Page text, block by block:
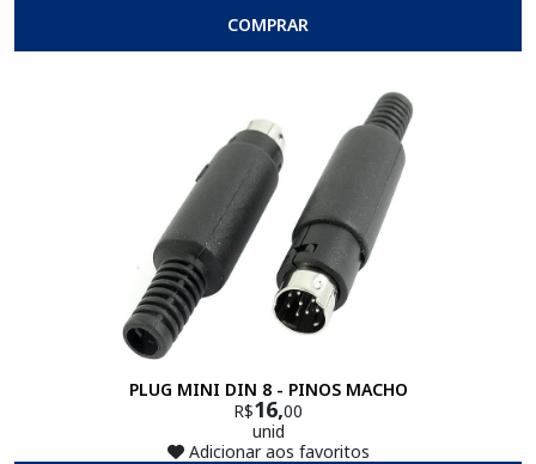
COMPRAR
PLUG MINI DIN 8 - PINOS MACHO
R$16,00
unid
Adicionar aos favoritos